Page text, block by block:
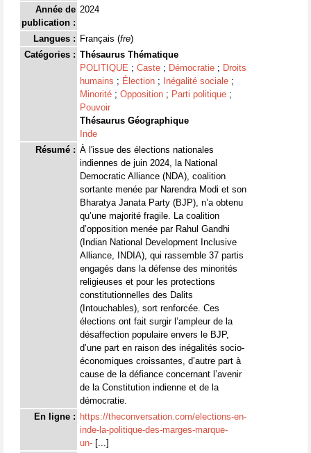
Année de
publication :
2024
Langues : Français (fre)
Catégories : Thésaurus Thématique
POLITIQUE ; Caste ; Démocratie ; Droits
humains ; Élection ; Inégalité sociale ;
Minorité ; Opposition ; Parti politique ;
Pouvoir
Thésaurus Géographique
Inde
Résumé : À l'issue des élections nationales
indiennes de juin 2024, la National
Democratic Alliance (NDA), coalition
sortante menée par Narendra Modi et son
Bharatya Janata Party (BJP), n’a obtenu
qu’une majorité fragile. La coalition
d’opposition menée par Rahul Gandhi
(Indian National Development Inclusive
Alliance, INDIA), qui rassemble 37 partis
engagés dans la défense des minorités
religieuses et pour les protections
constitutionnelles des Dalits
(Intouchables), sort renforcée. Ces
élections ont fait surgir l’ampleur de la
désaffection populaire envers le BJP,
d’une part en raison des inégalités socio-
économiques croissantes, d’autre part à
cause de la défiance concernant l’avenir
de la Constitution indienne et de la
démocratie.
En ligne : https://theconversation.com/elections-en-
inde-la-politique-des-marges-marque-
un- [...]